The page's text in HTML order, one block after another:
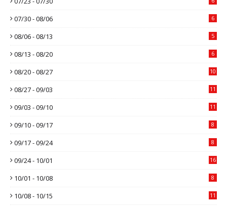
07/30 - 08/06 6
08/06 - 08/13 5
08/13 - 08/20 6
08/20 - 08/27 10
08/27 - 09/03 11
09/03 - 09/10 11
09/10 - 09/17 8
09/17 - 09/24 8
09/24 - 10/01 16
10/01 - 10/08 8
10/08 - 10/15 11